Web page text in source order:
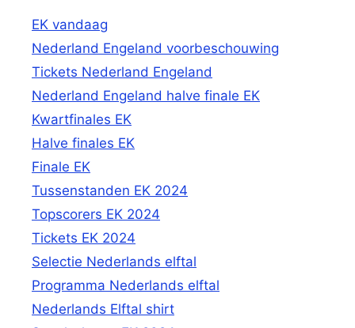
EK vandaag
Nederland Engeland voorbeschouwing
Tickets Nederland Engeland
Nederland Engeland halve finale EK
Kwartfinales EK
Halve finales EK
Finale EK
Tussenstanden EK 2024
Topscorers EK 2024
Tickets EK 2024
Selectie Nederlands elftal
Programma Nederlands elftal
Nederlands Elftal shirt